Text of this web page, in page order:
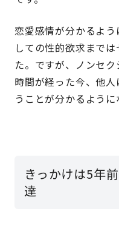
恋愛感情が分かるよ
しての性的欲求まで
た。ですが、ノンセ
時間が経った今、他
うことが分かるように
きっかけは5年
達